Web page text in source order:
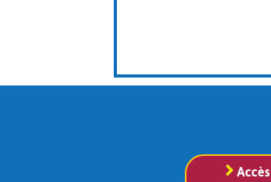
Accès